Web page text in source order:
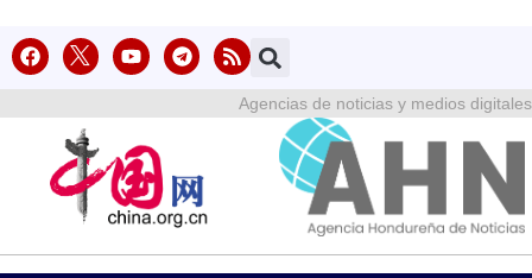
Agencias de noticias y medios digitales